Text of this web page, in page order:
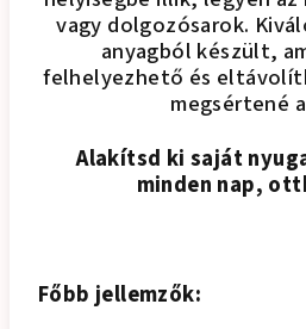
vagy dolgozósarok.
anyagból készült,
felhelyezhető és
megsértené
Alakítsd ki saját
minden nap,
Főbb jellemzők: